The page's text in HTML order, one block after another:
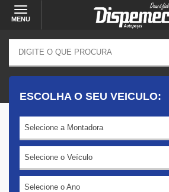
MENU
ESCOLHA O SEU VEICULO:
Selecione a Montadora
Selecione o Veículo
Selecione o Ano